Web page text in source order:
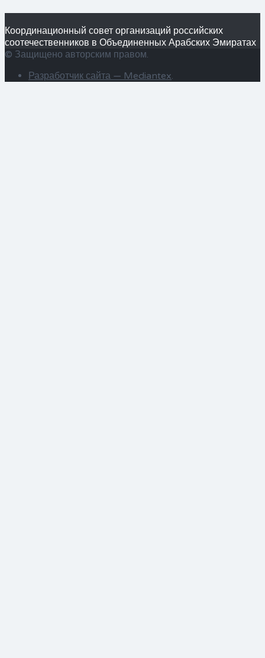
Координационный совет организаций российских
соотечественников в Объединенных Арабских Эмиратах
© Защищено авторским правом.
Разработчик сайта — Mediantex.